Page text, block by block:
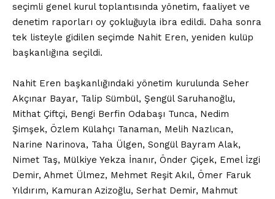
seçimli genel kurul toplantısında yönetim, faaliyet ve
denetim raporları oy çokluğuyla ibra edildi. Daha sonra
tek listeyle gidilen seçimde Nahit Eren, yeniden kulüp
başkanlığına seçildi.
Nahit Eren başkanlığındaki yönetim kurulunda Seher
Akçınar Bayar, Talip Sümbül, Şengül Saruhanoğlu,
Mithat Çiftçi, Bengi Berfin Odabaşı Tunca, Nedim
Şimşek, Özlem Külahçı Tanaman, Melih Nazlıcan,
Narine Narinova, Taha Ülgen, Songül Bayram Alak,
Nimet Taş, Mülkiye Yekza İnanır, Önder Çiçek, Emel İzgi
Demir, Ahmet Ülmez, Mehmet Reşit Akıl, Ömer Faruk
Yıldırım, Kamuran Azizoğlu, Serhat Demir, Mahmut